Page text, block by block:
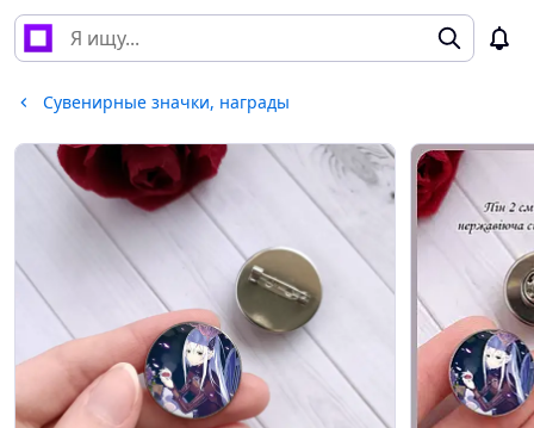
Сувенирные значки, награды